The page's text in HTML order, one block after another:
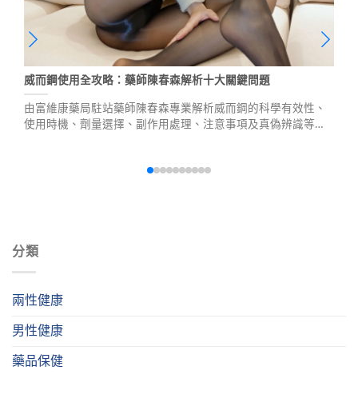
分類
兩性健康
男性健康
藥品保健
威而鋼使用全攻略：藥師陳春森解析十大關鍵問題
由富維康藥局駐站藥師陳春森專業解析威而鋼的科學有效性、
使用時機、劑量選擇、副作用處理、注意事項及真偽辨識等十